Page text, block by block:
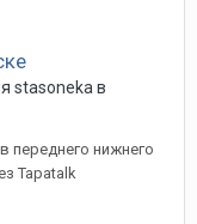
stasoneka в
переднего нижнего
Tapatalk